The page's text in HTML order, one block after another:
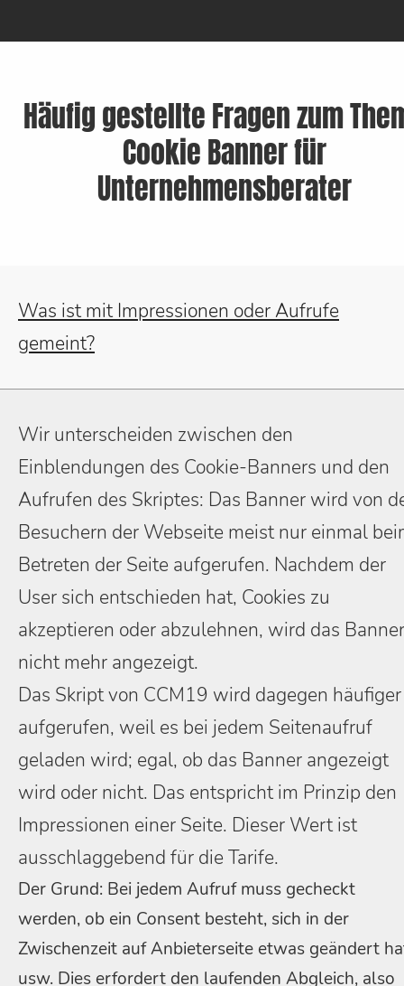
Häufig gestellte Fragen zum
Cookie Banner für
Unternehmensberater
Was ist mit Impressionen oder Aufrufe
gemeint?
Wir unterscheiden zwischen den
Einblendungen des Cookie-Banners und den
Aufrufen des Skriptes: Das Banner wird von
Besuchern der Webseite meist nur einmal
Betreten der Seite aufgerufen. Nachdem der
User sich entschieden hat, Cookies zu
akzeptieren oder abzulehnen, wird das Banner
nicht mehr angezeigt.
Das Skript von CCM19 wird dagegen häufiger
aufgerufen, weil es bei jedem Seitenaufruf
geladen wird; egal, ob das Banner angezeigt
wird oder nicht. Das entspricht im Prinzip den
Impressionen einer Seite. Dieser Wert ist
ausschlaggebend für die Tarife.
Der Grund: Bei jedem Aufruf muss gecheckt
werden, ob ein Consent besteht, sich in der
Zwischenzeit auf Anbieterseite etwas geändert
usw. Dies erfordert den laufenden Abgleich, also